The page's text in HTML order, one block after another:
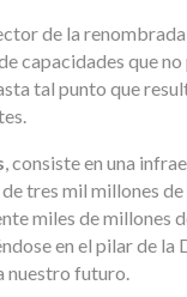
de la
capacidades que no
tal punto que
, consiste en una
tres mil millones
miles de millones
en el pilar de la
nuestro futuro.